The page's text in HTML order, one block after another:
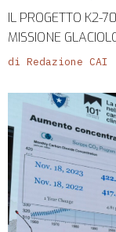
IL PROGETTO K2-
MISSIONE
di Redazione CAI